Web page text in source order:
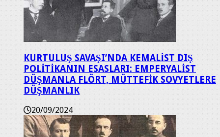
KURTULUŞ SAVAŞI’NDA KEMALİST DIŞ
POLİTİKANIN ESASLARI: EMPERYALİST
DÜŞMANLA FLÖRT, MÜTTEFİK SOVYETLERE
DÜŞMANLIK
20/09/2024